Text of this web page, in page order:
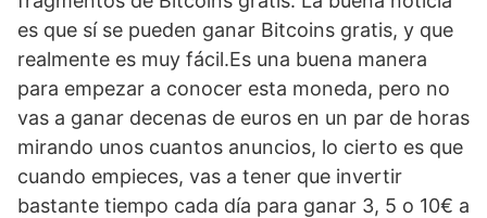
es que sí se pueden ganar Bitcoins gratis, y que
realmente es muy fácil.Es una buena manera
para empezar a conocer esta moneda, pero no
vas a ganar decenas de euros en un par de horas
mirando unos cuantos anuncios, lo cierto es que
cuando empieces, vas a tener que invertir
bastante tiempo cada día para ganar 3, 5 o 10€ a